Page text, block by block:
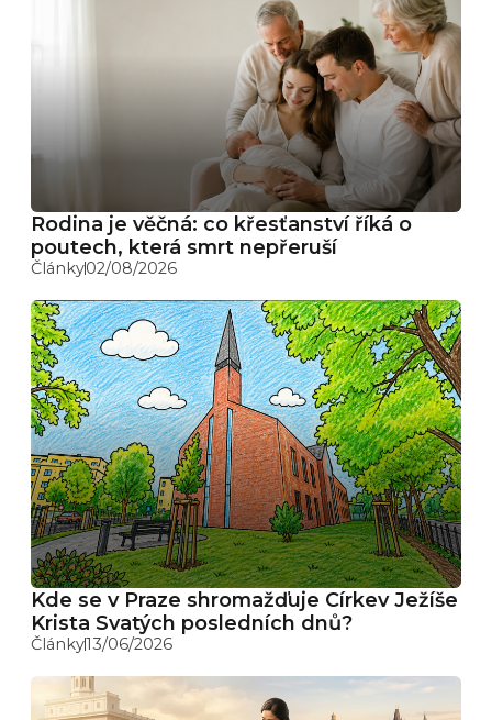
Rodina je věčná: co křesťanství říká o
poutech, která smrt nepřeruší
Články02/08/2026
Kde se v Praze shromažďuje Církev Ježíše
Krista Svatých posledních dnů?
Články13/06/2026